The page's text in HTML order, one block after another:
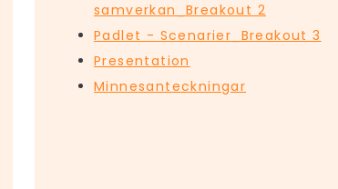
samverkan_Breakout 2
Padlet - Scenarier_Breakout 3
Presentation
Minnesanteckningar